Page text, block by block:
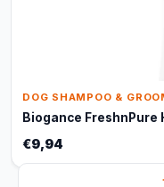
DOG SHAMPOO &
Biogance FreshnPure
€9,94